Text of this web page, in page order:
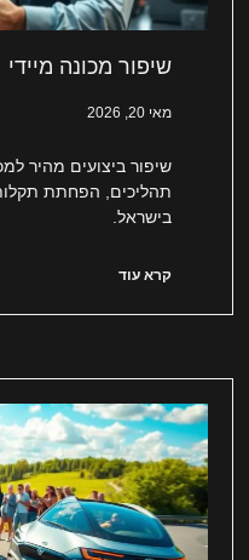
שיפור מכונה מיידי
מאי 20, 2026
שיפור ביצועים מהיר
תהליכים, הפחתת
בישראל.
קרא עוד